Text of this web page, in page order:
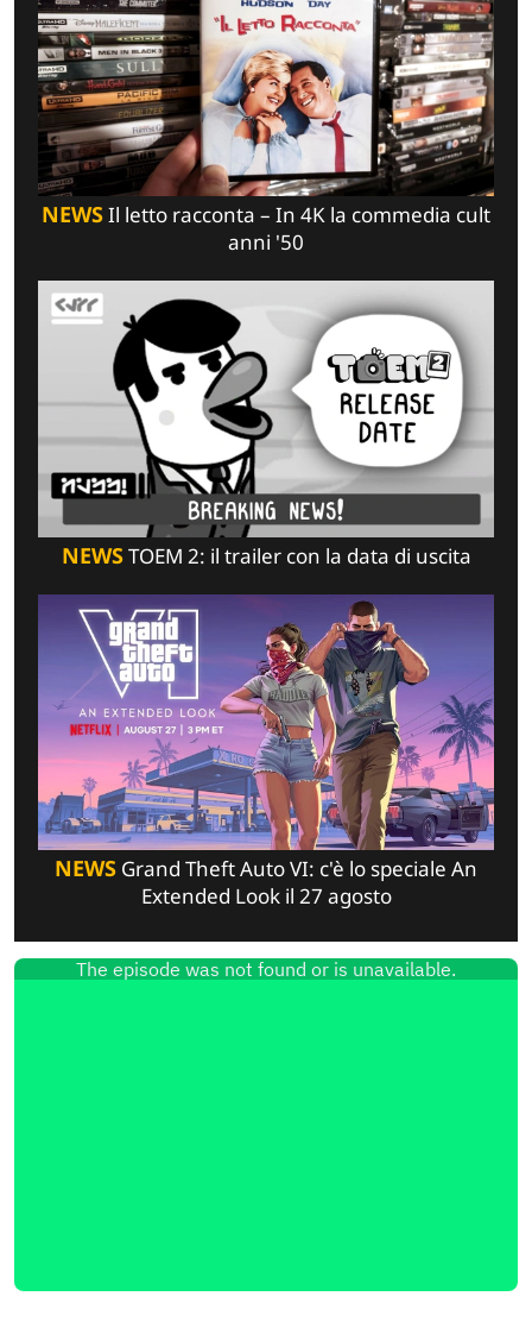
NEWSIl letto racconta – In 4K la commedia cult
anni '50
NEWSTOEM 2: il trailer con la data di uscita
NEWS Grand Theft Auto VI: c'è lo speciale An
Extended Look il 27 agosto